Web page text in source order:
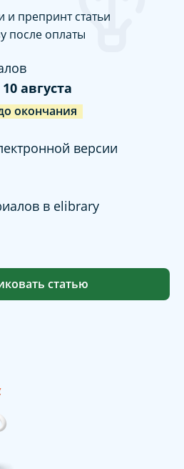
и препринт статьи
после оплаты
10 августа
окончания
версии
в elibrary
статью